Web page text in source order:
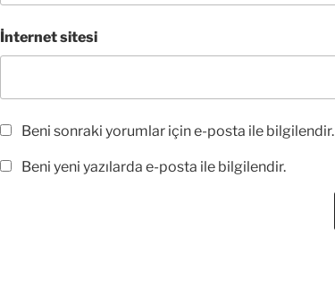
İnternet sitesi
Beni sonraki yorumlar için e-posta ile bilgilendir.
Beni yeni yazılarda e-posta ile bilgilendir.